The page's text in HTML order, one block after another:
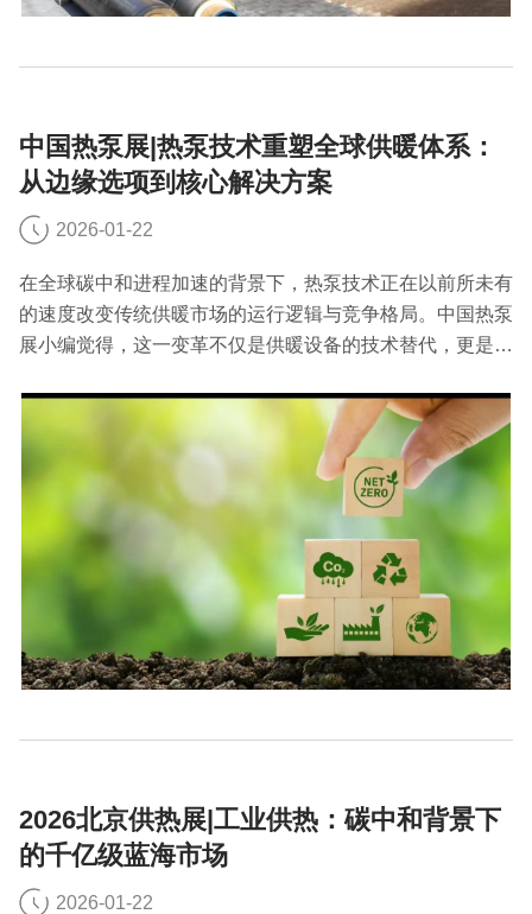
中国热泵展|热泵技术重塑全球供暖体系：
从边缘选项到核心解决方案
2026-01-22
在全球碳中和进程加速的背景下，热泵技术正在以前所未有
的速度改变传统供暖市场的运行逻辑与竞争格局。中国热泵
展小编觉得，这一变革不仅是供暖设备的技术替代，更是能
气候变化应对路径。
2026北京供热展|工业供热：碳中和背景下
的千亿级蓝海市场
2026-01-22